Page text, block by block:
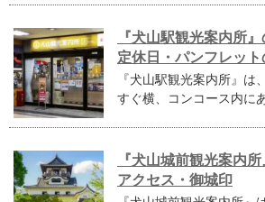
『犬山駅観光案内所
定休日・パンフレット
『犬山駅観光案内所』は
すぐ横、コンコース内に
『犬山城前観光案内
アクセス・御城印